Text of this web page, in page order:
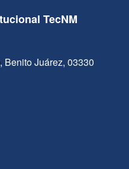
TecNM
Benito Juárez, 03330